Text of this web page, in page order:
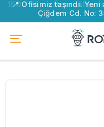
📍 Ofisimiz taşındı.
Çiğdem Cd. No: